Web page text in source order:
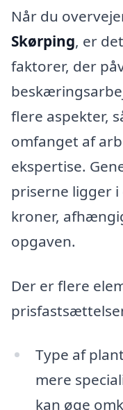
Når du
Skørping, er
faktorer, der
flere aspekter,
omfanget af
ekspertise.
priserne ligger
kroner,
opgaven.
Der er flere
Type af
mere
kan øge